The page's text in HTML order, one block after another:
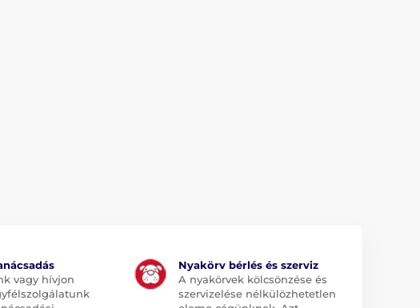
vagy hívjon
Nyakörv bérlés és szerviz
A nyakörvek kölcsönzése és
szervizelése nélkülözhetetlen